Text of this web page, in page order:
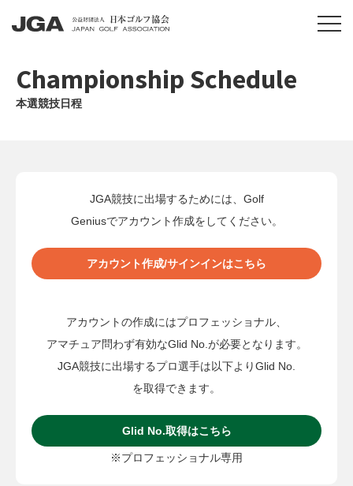
Championship Schedule
本選競技日程
JGA競技に出場するためには、Golf
Geniusでアカウント作成をしてください。
アカウント作成/サインインはこちら
アカウントの作成にはプロフェッショナル、
アマチュア問わず有効なGlid No.が必要となります。
JGA競技に出場するプロ選手は以下よりGlid No.
を取得できます。
Glid No.取得はこちら
※プロフェッショナル専用